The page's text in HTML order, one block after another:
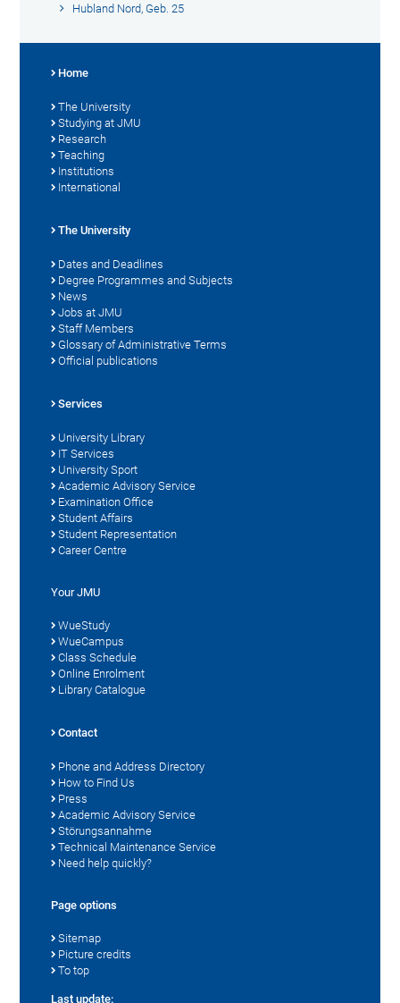
Hubland Nord, Geb. 25
Home
The University
Studying at JMU
Research
Teaching
Institutions
International
The University
Dates and Deadlines
Degree Programmes and Subjects
News
Jobs at JMU
Staff Members
Glossary of Administrative Terms
Official publications
Services
University Library
IT Services
University Sport
Academic Advisory Service
Examination Office
Student Affairs
Student Representation
Career Centre
Your JMU
WueStudy
WueCampus
Class Schedule
Online Enrolment
Library Catalogue
Contact
Phone and Address Directory
How to Find Us
Press
Academic Advisory Service
Störungsannahme
Technical Maintenance Service
Need help quickly?
Page options
Sitemap
Picture credits
To top
Last update: